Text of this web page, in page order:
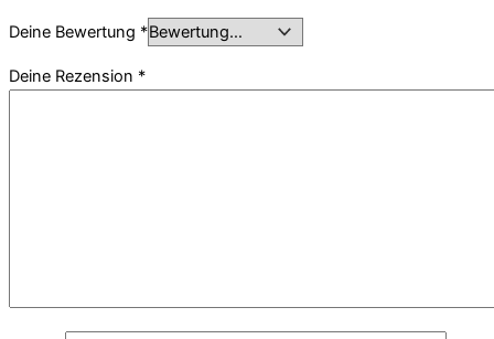
Deine Bewertung *
Deine Rezension *